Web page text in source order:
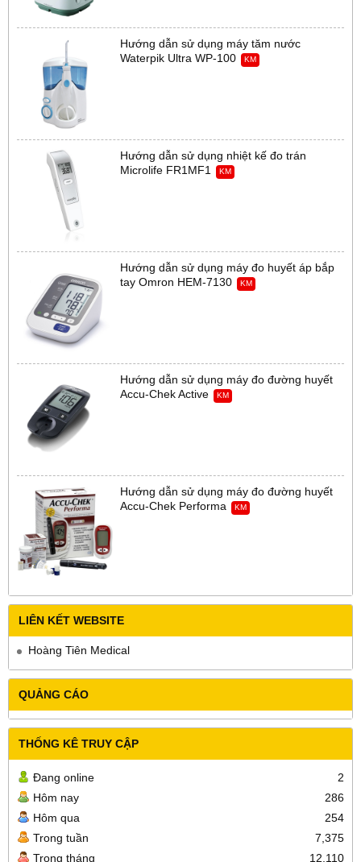
Hướng dẫn sử dụng máy tăm nước
Waterpik Ultra WP-100
KM
Hướng dẫn sử dụng nhiệt kế đo trán
Microlife FR1MF1
KM
Hướng dẫn sử dụng máy đo huyết áp bắp
tay Omron HEM-7130
KM
Hướng dẫn sử dụng máy đo đường huyết
Accu-Chek Active
KM
Hướng dẫn sử dụng máy đo đường huyết
Accu-Chek Performa
KM
LIÊN KẾT WEBSITE
Hoàng Tiên Medical
QUẢNG CÁO
THỐNG KÊ TRUY CẬP
Đang online
2
Hôm nay
286
Hôm qua
254
Trong tuần
7,375
Trong tháng
12,110